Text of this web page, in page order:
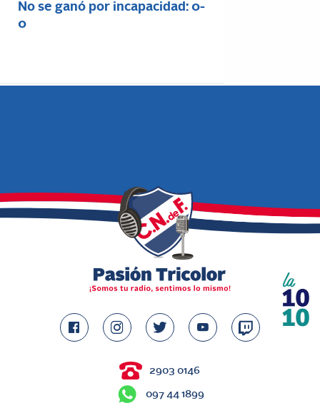
No se ganó por incapacidad: 0-
0
2903 0146
097 44 1899